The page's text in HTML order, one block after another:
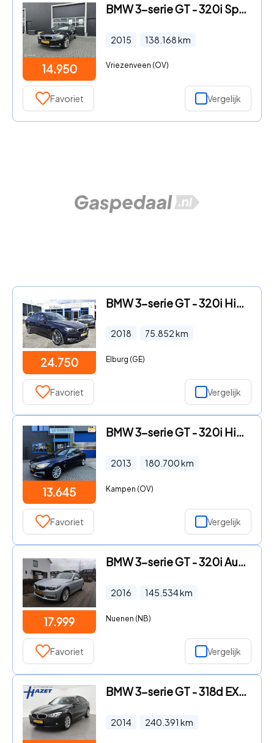
14.950
BMW 3-serie GT - 320i Sport Edition
2015 138.168km
Vriezenveen (OV)
Favoriet Vergelijk
24.750
BMW 3-serie GT - 320i High Executive
2018 75.852km
Elburg (GE)
Favoriet Vergelijk
13.645
BMW 3-serie GT - 320i High Executive 184PK|Origineel NL|Prof Navi|Schuifdak|X
2013 180.700km
Kampen (OV)
Favoriet Vergelijk
17.999
BMW 3-serie GT - 320i Aut PANORAMADAK|TREKHAAK|HEAD-UP|360CAMERA|KEYLESS|ADAP
2016 145.534km
Nuenen (NB)
Favoriet Vergelijk
BMW 3-serie GT - 318d EXECUTIVE + TREKHAAK 1600 KG | XENON | STOELVERW. | XEN
2014 240.391 km